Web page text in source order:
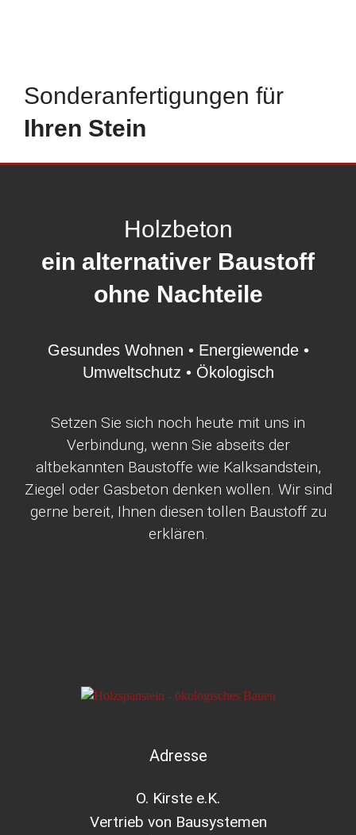
Sonderanfertigungen für
Ihren Stein
Holzbeton
ein alternativer Baustoff
ohne Nachteile
Gesundes Wohnen • Energiewende •
Umweltschutz • Ökologisch
Setzen Sie sich noch heute mit uns in
Verbindung, wenn Sie abseits der
altbekannten Baustoffe wie Kalksandstein,
Ziegel oder Gasbeton denken wollen. Wir sind
gerne bereit, Ihnen diesen tollen Baustoff zu
erklären.
Adresse
O. Kirste e.K.
Vertrieb von Bausystemen